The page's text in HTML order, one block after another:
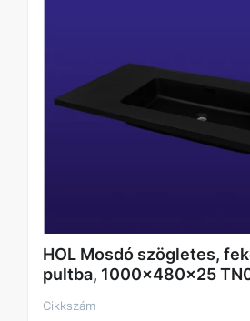
HOL Mosdó szögletes,
pultba, 1000x480x25
Cikkszám